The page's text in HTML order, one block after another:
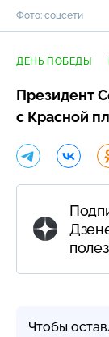
Фото: соцсети
ДЕНЬ ПОБЕДЫ
Президент
с Красной
Чтобы